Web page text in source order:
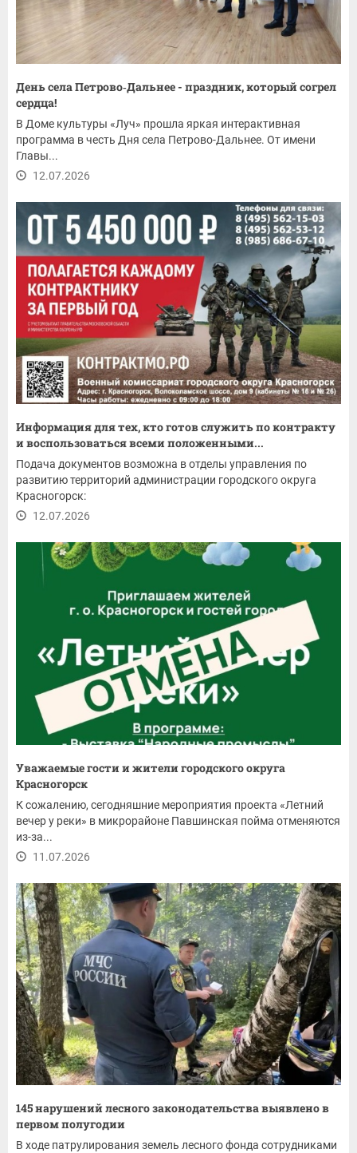
День села Петрово‑Дальнее - праздник, который согрел
сердца!
В Доме культуры «Луч» прошла яркая интерактивная
программа в честь Дня села Петрово-Дальнее. От имени
Главы...
12.07.2026
Информация для тех, кто готов служить по контракту
и воспользоваться всеми положенными...
Подача документов возможна в отделы управления по
развитию территорий администрации городского округа
Красногорск:
12.07.2026
Уважаемые гости и жители городского округа
Красногорск
К сожалению, сегодняшние мероприятия проекта «Летний
вечер у реки» в микрорайоне Павшинская пойма отменяются
из-за...
11.07.2026
145 нарушений лесного законодательства выявлено в
первом полугодии
В ходе патрулирования земель лесного фонда сотрудниками